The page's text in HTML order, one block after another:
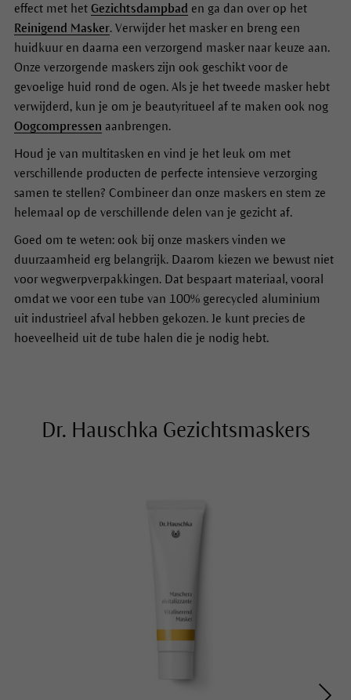
effect met het Gezichtsdampbad en ga dan over op het
Reinigend Masker. Verwijder het masker en breng een
huidkuur en daarna een verzorgend masker naar keuze aan.
Onze verzorgende maskers zijn ook geschikt voor de
gevoelige huid rond de ogen. Als je het tweede masker hebt
verwijderd, kun je om je beautyritueel af te maken ook nog
Oogcompressen aanbrengen.
Houd je van multitasken en vind je het leuk om met
verschillende producten de perfecte intensieve verzorging
samen te stellen? Combineer dan onze maskers en stem ze
helemaal op de verschillende delen van je gezicht af.
Goed om te weten: ook bij onze maskers vinden we
duurzaamheid erg belangrijk. Daarom kiezen we bewust niet
voor wegwerpverpakkingen. Dat bespaart materiaal, vooral
omdat we voor een tube van 100% gerecycled aluminium
uit industrieel afval hebben gekozen. Je kunt precies de
hoeveelheid uit de tube halen die je nodig hebt.
Dr. Hauschka Gezichtsmaskers